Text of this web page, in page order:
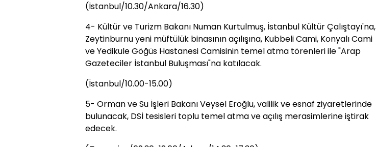
(İstanbul/10.30/Ankara/16.30)
4- Kültür ve Turizm Bakanı Numan Kurtulmuş, İstanbul Kültür Çalıştayı'na,
Zeytinburnu yeni müftülük binasının açılışına, Kubbeli Cami, Konyalı Cami
ve Yedikule Göğüs Hastanesi Camisinin temel atma törenleri ile "Arap
Gazeteciler İstanbul Buluşması"na katılacak.
(İstanbul/10.00-15.00)
5- Orman ve Su İşleri Bakanı Veysel Eroğlu, valilik ve esnaf ziyaretlerinde
bulunacak, DSİ tesisleri toplu temel atma ve açılış merasimlerine iştirak
edecek.